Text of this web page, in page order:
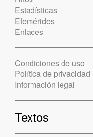
Estadísticas
Efemérides
Enlaces
Condiciones de uso
Política de privacidad
Información legal
Textos